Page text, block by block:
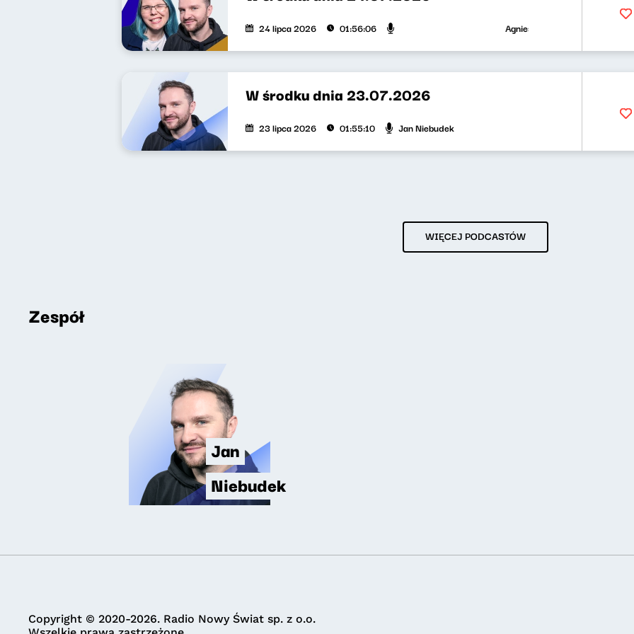
24 lipca 2026 01:56:06 Agnieszka Lipka-Barnett, Jan
W środku dnia 23.07.2026
23 lipca 2026 01:55:10 Jan Niebudek
WIĘCEJ PODCASTÓW
Zespół
Jan
Niebudek
Copyright © 2020-2026. Radio Nowy Świat sp. z o.o.